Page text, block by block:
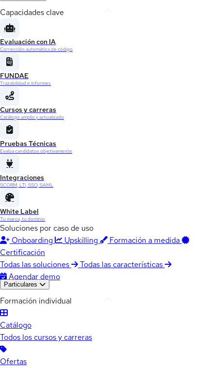
Capacidades clave
Evaluación con IA
Corrección automática de código
FUNDAE
Trazabilidad e informes
Cursos y carreras
Catálogo amplio y actualizado
Pruebas Técnicas
Evalúa candidatos objetivamente
Integraciones
SCORM, LTI, SSO, SAML
White Label
Tu marca, tu dominio
Soluciones por caso de uso
Onboarding
Upskilling
Formación a medida
Certificación
Todas las soluciones
Todas las características
Agendar demo
Particulares
Formación individual
Catálogo
Todos los cursos y carreras
Ofertas